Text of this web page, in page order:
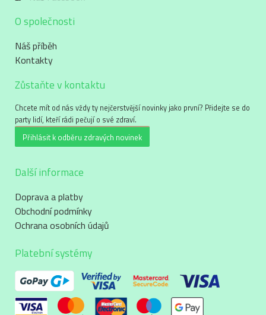
O společnosti
Náš příběh
Kontakty
Zůstaňte v kontaktu
Chcete mít od nás vždy ty nejčerstvější novinky jako první? Přidejte se do
party lidí, kteří rádi pečují o své zdraví.
Přihlásit k odběru zdravých novinek
Další informace
Doprava a platby
Obchodní podmínky
Ochrana osobních údajů
Platební systémy